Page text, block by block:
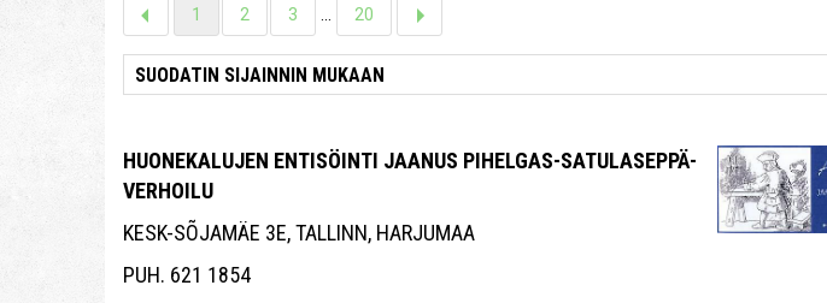
1 2 3 20
HUONEKALUJEN ENTISÖINTI JAANUS PIHELGAS-SATULASEPPÄ-
VERHOILU
KESK-SÕJAMÄE 3E, TALLINN, HARJUMAA
PUH. 621 1854